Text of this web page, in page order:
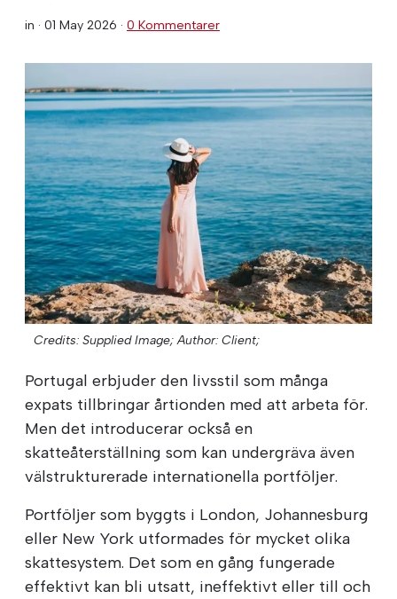
in · 01 May 2026 · 0 Kommentarer
Credits: Supplied Image; Author: Client;
Portugal erbjuder den livsstil som många
expats tillbringar årtionden med att arbeta för.
Men det introducerar också en
skatteåterställning som kan undergräva även
välstrukturerade internationella portföljer.
Portföljer som byggts i London, Johannesburg
eller New York utformades för mycket olika
skattesystem. Det som en gång fungerade
effektivt kan bli utsatt, ineffektivt eller till och